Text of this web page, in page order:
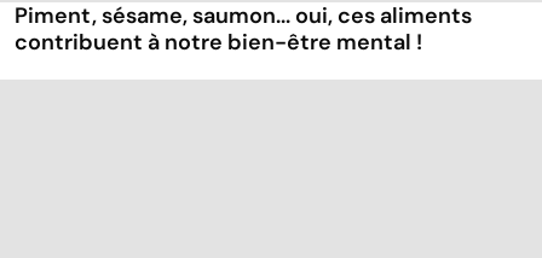
Piment, sésame, saumon... oui, ces aliments
contribuent à notre bien-être mental !